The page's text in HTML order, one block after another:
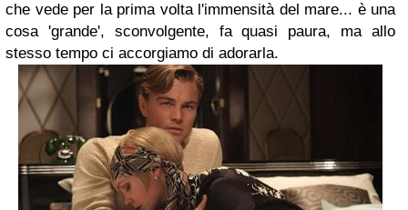
che vede per la prima volta l'immensità del mare... è una
cosa 'grande', sconvolgente, fa quasi paura, ma allo
stesso tempo ci accorgiamo di adorarla.